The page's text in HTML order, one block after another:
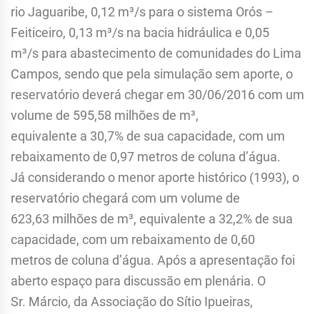
rio Jaguaribe, 0,12 m³/s para o sistema Orós –
Feiticeiro, 0,13 m³/s na bacia hidráulica e 0,05
m³/s para abastecimento de comunidades do Lima
Campos, sendo que pela simulação sem aporte, o
reservatório deverá chegar em 30/06/2016 com um
volume de 595,58 milhões de m³,
equivalente a 30,7% de sua capacidade, com um
rebaixamento de 0,97 metros de coluna d’água.
Já considerando o menor aporte histórico (1993), o
reservatório chegará com um volume de
623,63 milhões de m³, equivalente a 32,2% de sua
capacidade, com um rebaixamento de 0,60
metros de coluna d’água. Após a apresentação foi
aberto espaço para discussão em plenária. O
Sr. Márcio, da Associação do Sítio Ipueiras,